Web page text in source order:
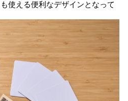
使える便利なデザインとなって